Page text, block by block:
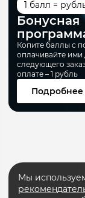
1 балл =
Бонусная
Копите баллы с
оплачивайте ими
следующего
оплате – 1 рубль
Подробнее
Мы